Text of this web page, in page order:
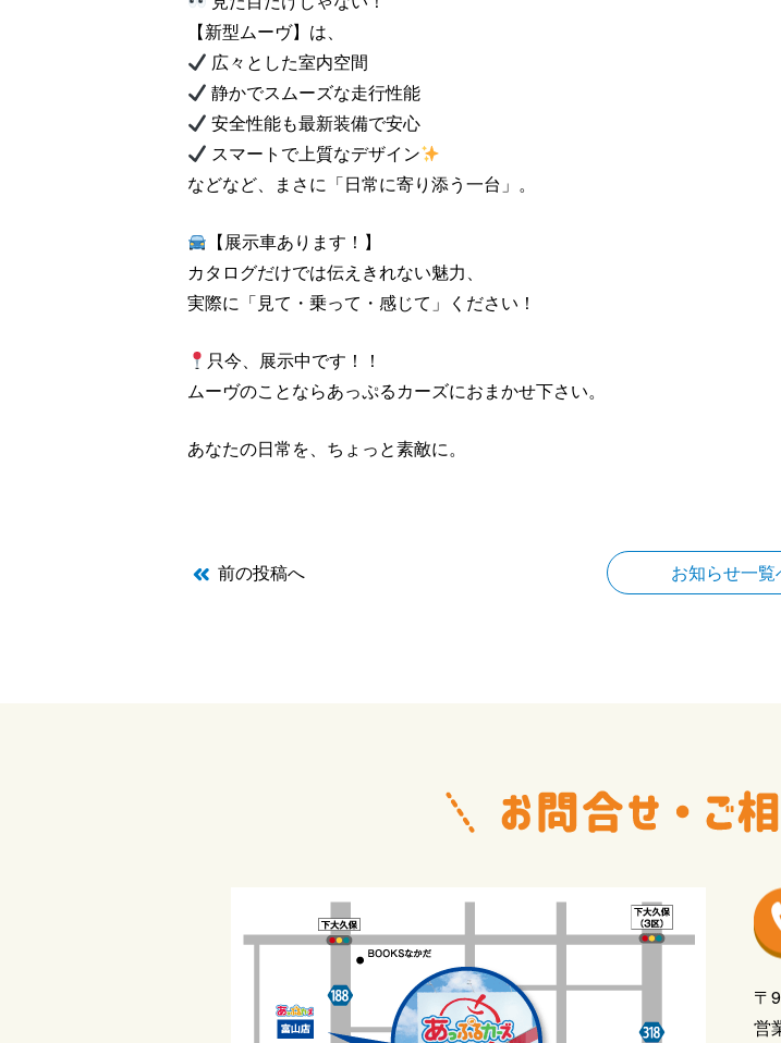
【新型ムーヴ】は、
広々とした室内空間
静かでスムーズな走行性能
安全性能も最新装備で安心
スマートで上質なデザイン
などなど、まさに「日常に寄り添う一台」。
【展示車あります！】
カタログだけでは伝えきれない魅力、
実際に「見て・乗って・感じて」ください！
只今、展示中です！！
ムーヴのことならあっぷるカーズにおまかせ下さい。
あなたの日常を、ちょっと素敵に。
前の投稿へ お知らせ一覧
〒
営